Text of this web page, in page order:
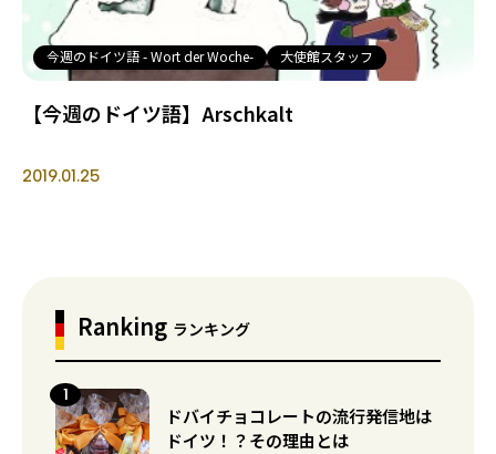
今週のドイツ語 - Wort der Woche- 大使館スタッフ
【今週のドイツ語】Arschkalt
2019.01.25
Ranking ランキング
ドバイチョコレートの流行発信地は
ドイツ！？その理由とは